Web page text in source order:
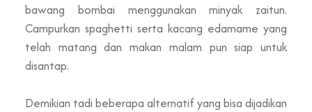
bawang bombai menggunakan minyak zaitun.
Campurkan spaghetti serta kacang edamame yang
telah matang dan makan malam pun siap untuk
disantap.
Demikian tadi beberapa alternatif yang bisa dijadikan